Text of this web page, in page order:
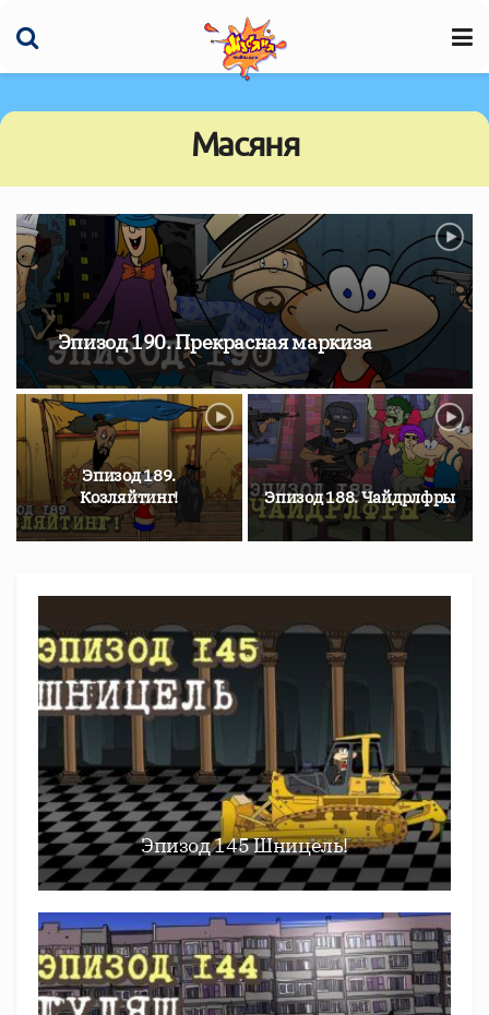
Масяня
Эпизод 190. Прекрасная маркиза
Эпизод 189.
Козляйтинг!
Эпизод 188. Чайдрлфры
Эпизод 145 Шницель!